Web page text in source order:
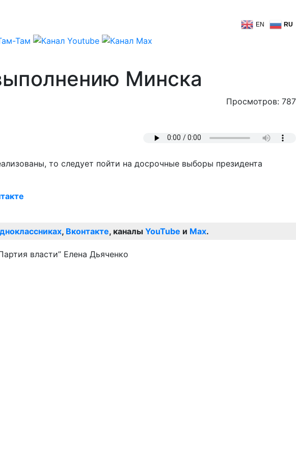
EN RU
Минска
Просмотров: 787
то следует пойти на досрочные выборы президента
, Вконтакте, каналы YouTube и Max.
власти” Елена Дьяченко